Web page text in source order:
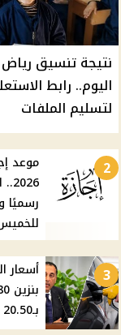
نتيجة تنسيق رياض
اليوم.. رابط
لتسليم الملفات
2
موعد
رسميًا
3
أسعار
بـ20.50 جنيه